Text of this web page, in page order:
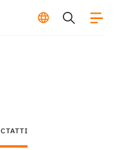
СТАТТІ